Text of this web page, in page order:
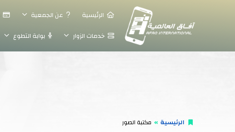
الرئيسية عن الجمعية
خدمات الزوار
بوابة التطوع
الرئيسية مكتبة الصور